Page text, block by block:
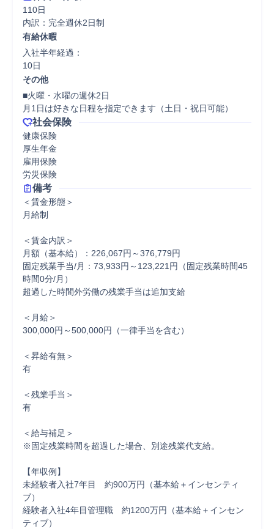
110日
内訳：完全週休2日制
有給休暇
入社半年経過：
10日
その他
■火曜・水曜の週休2日
月1日は好きな日程を指定できます（土日・祝日可能）
社会保険
健康保険
厚生年金
雇用保険
労災保険
備考
＜賃金形態＞
月給制
＜賃金内訳＞
月額（基本給）：226,067円～376,779円
固定残業手当/月：73,933円～123,221円（固定残業時間45
時間0分/月）
超過した時間外労働の残業手当は追加支給
＜月給＞
300,000円～500,000円（一律手当を含む）
＜昇給有無＞
有
＜残業手当＞
有
＜給与補足＞
※固定残業時間を超過した場合、別途残業代支給。
【年収例】
未経験者入社7年目　約900万円（基本給＋インセンティ
ブ）
経験者入社4年目管理職　約1200万円（基本給＋インセン
ティブ）